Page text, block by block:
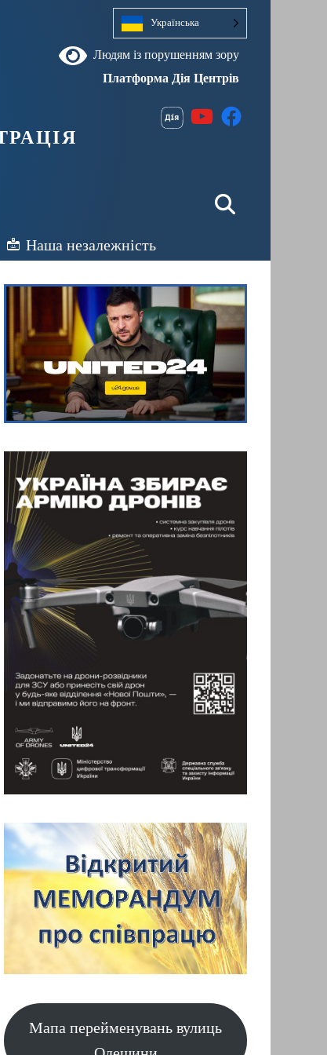
Українська
Людям із порушенням зору
Платформа Дія Центрів
Наша незалежність
Мапа перейменувань вулиць